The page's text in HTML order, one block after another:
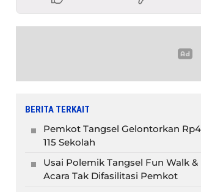
BERITA TERKAIT
Pemkot Tangsel Gelontorkan
115 Sekolah
Usai Polemik Tangsel Fun Walk &
Acara Tak Difasilitasi Pemkot